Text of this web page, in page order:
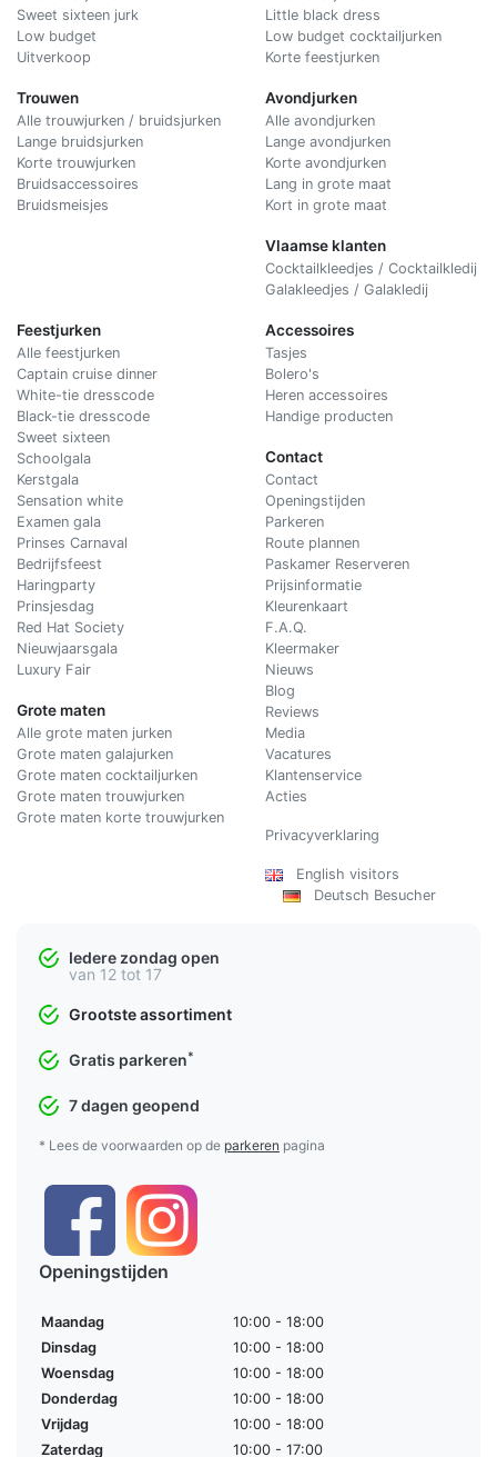
Sweet sixteen jurk
Low budget
Uitverkoop
Trouwen
Alle trouwjurken / bruidsjurken
Lange bruidsjurken
Korte trouwjurken
Bruidsaccessoires
Bruidsmeisjes
Little black dress
Low budget cocktailjurken
Korte feestjurken
Avondjurken
Alle avondjurken
Lange avondjurken
Korte avondjurken
Lang in grote maat
Kort in grote maat
Vlaamse klanten
Cocktailkleedjes / Cocktailkledij
Galakleedjes / Galakledij
Feestjurken
Alle feestjurken
Captain cruise dinner
White-tie dresscode
Black-tie dresscode
Sweet sixteen
Schoolgala
Kerstgala
Sensation white
Examen gala
Prinses Carnaval
Bedrijfsfeest
Haringparty
Prinsjesdag
Red Hat Society
Nieuwjaarsgala
Luxury Fair
Grote maten
Alle grote maten jurken
Grote maten galajurken
Grote maten cocktailjurken
Grote maten trouwjurken
Grote maten korte trouwjurken
Accessoires
Tasjes
Bolero's
Heren accessoires
Handige producten
Contact
Contact
Openingstijden
Parkeren
Route plannen
Paskamer Reserveren
Prijsinformatie
Kleurenkaart
F.A.Q.
Kleermaker
Nieuws
Blog
Reviews
Media
Vacatures
Klantenservice
Acties
Privacyverklaring
English visitors
Deutsch Besucher
Iedere zondag open
van 12 tot 17
Grootste assortiment
Gratis parkeren*
7 dagen geopend
* Lees de voorwaarden op de parkeren pagina
Openingstijden
Maandag
10:00 - 18:00
Dinsdag
10:00 - 18:00
Woensdag
10:00 - 18:00
Donderdag
10:00 - 18:00
Vrijdag
10:00 - 18:00
Zaterdag
10:00 - 17:00